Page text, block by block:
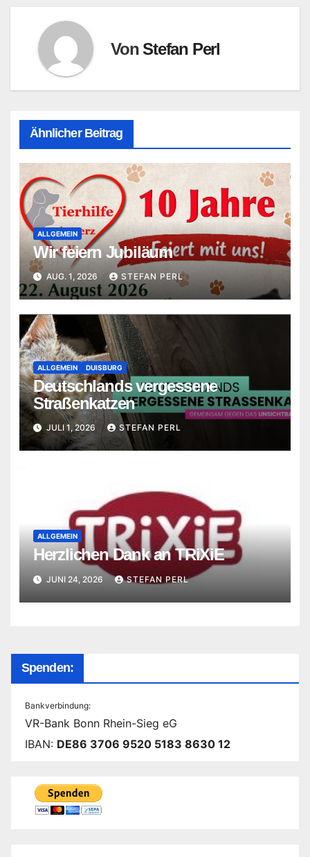
VonStefan Perl
Ähnlicher Beitrag
ALLGEMEIN
Wir feiern Jubiläum
AUG. 1, 2026 STEFAN PERL
ALLGEMEIN DUISBURG
Deutschlands vergessene
Straßenkatzen
JULI 1, 2026 STEFAN PERL
ALLGEMEIN
Herzlichen Dank an TRiXiE
JUNI 24, 2026 STEFAN PERL
Spenden:
Bankverbindung:
VR-Bank Bonn Rhein-Sieg eG
IBAN: DE86 3706 9520 5183 8630 12